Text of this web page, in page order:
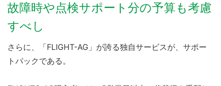
故障時や点検サポート分の予算も考慮
すべし
さらに、「FLIGHT-AG」が誇る独自サービスが、サポー
トパックである。